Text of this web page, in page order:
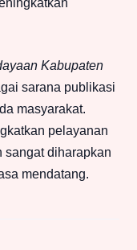
Kabupaten
sarana publikasi
masyarakat.
pelayanan
sangat diharapkan
mendatang.